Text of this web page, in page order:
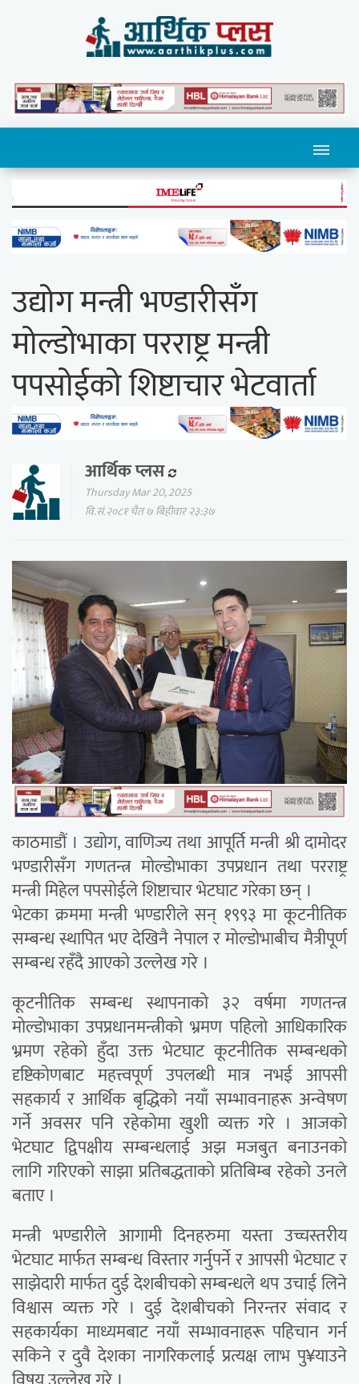
उद्योग मन्त्री भण्डारीसँग
मोल्डोभाका परराष्ट्र मन्त्री
पपसोईको शिष्टाचार भेटवार्ता
आर्थिक प्लस
Thursday Mar 20, 2025
वि.सं.२०८१ चैत ७ बिहीवार २३:३७
काठमाडौं । उद्योग, वाणिज्य तथा आपूर्ति मन्त्री श्री दामोदर
भण्डारीसँग गणतन्त्र मोल्डोभाका उपप्रधान तथा परराष्ट्र
मन्त्री मिहेल पपसोईले शिष्टाचार भेटघाट गरेका छन् ।
भेटका क्रममा मन्त्री भण्डारीले सन् १९९३ मा कूटनीतिक
सम्बन्ध स्थापित भए देखिनै नेपाल र मोल्डोभाबीच मैत्रीपूर्ण
सम्बन्ध रहँदै आएको उल्लेख गरे ।
कूटनीतिक सम्बन्ध स्थापनाको ३२ वर्षमा गणतन्त्र
मोल्डोभाका उपप्रधानमन्त्रीको भ्रमण पहिलो आधिकारिक
भ्रमण रहेको हुँदा उक्त भेटघाट कूटनीतिक सम्बन्धको
दृष्टिकोणबाट महत्त्वपूर्ण उपलब्धी मात्र नभई आपसी
सहकार्य र आर्थिक बृद्धिको नयाँ सम्भावनाहरू अन्वेषण
गर्ने अवसर पनि रहेकोमा खुशी व्यक्त गरे । आजको
भेटघाट द्विपक्षीय सम्बन्धलाई अझ मजबुत बनाउनको
लागि गरिएको साझा प्रतिबद्धताको प्रतिबिम्ब रहेको उनले
बताए ।
मन्त्री भण्डारीले आगामी दिनहरुमा यस्ता उच्चस्तरीय
भेटघाट मार्फत सम्बन्ध विस्तार गर्नुपर्ने र आपसी भेटघाट र
साझेदारी मार्फत दुई देशबीचको सम्बन्धले थप उचाई लिने
विश्वास व्यक्त गरे । दुई देशबीचको निरन्तर संवाद र
सहकार्यका माध्यमबाट नयाँ सम्भावनाहरू पहिचान गर्न
सकिने र दुवै देशका नागरिकलाई प्रत्यक्ष लाभ पु¥याउने